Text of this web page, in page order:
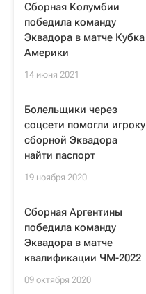
Cборная Колумбии
победила команду
Эквадора в матче Кубка
Америки
14 июня 2021
Болельщики через
соцсети помогли игроку
сборной Эквадора
найти паспорт
19 ноября 2020
Cборная Аргентины
победила команду
Эквадора в матче
квалификации ЧМ-2022
09 октября 2020